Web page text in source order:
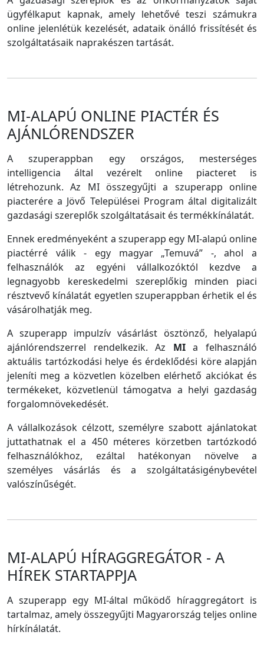
ügyfélkaput kapnak, amely lehetővé teszi számukra
online jelenlétük kezelését, adataik önálló frissítését és
szolgáltatásaik naprakészen tartását.
MI-ALAPÚ ONLINE PIACTÉR ÉS
AJÁNLÓRENDSZER
A szuperappban egy országos, mesterséges
intelligencia által vezérelt online piacteret is
létrehozunk. Az MI összegyűjti a szuperapp online
piacterére a Jövő Települései Program által digitalizált
gazdasági szereplők szolgáltatásait és termékkínálatát.
Ennek eredményeként a szuperapp egy MI-alapú online
piactérré válik - egy magyar „Temuvá” -, ahol a
felhasználók az egyéni vállalkozóktól kezdve a
legnagyobb kereskedelmi szereplőkig minden piaci
résztvevő kínálatát egyetlen szuperappban érhetik el és
vásárolhatják meg.
A szuperapp impulzív vásárlást ösztönző, helyalapú
ajánlórendszerrel rendelkezik. Az MIa felhasználó
aktuális tartózkodási helye és érdeklődési köre alapján
jeleníti meg a közvetlen közelben elérhető akciókat és
termékeket, közvetlenül támogatva a helyi gazdaság
forgalomnövekedését.
A vállalkozások célzott, személyre szabott ajánlatokat
juttathatnak el a 450 méteres körzetben tartózkodó
felhasználókhoz, ezáltal hatékonyan növelve a
személyes vásárlás és a szolgáltatásigénybevétel
valószínűségét.
MI-ALAPÚ HÍRAGGREGÁTOR - A
HÍREK STARTAPPJA
A szuperapp egy MI-által működő híraggregátort is
tartalmaz, amely összegyűjti Magyarország teljes online
hírkínálatát.